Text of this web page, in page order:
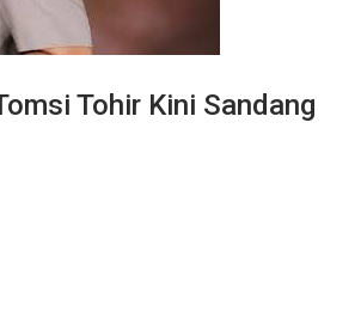
Tohir Kini Sandang